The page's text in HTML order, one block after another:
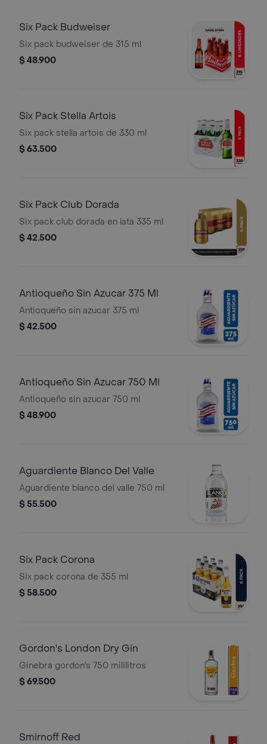
Six Pack Budweiser
Six pack budweiser de 315 ml
$ 48.900
Six Pack Stella Artois
Six pack stella artois de 330 ml
$ 63.500
Six Pack Club Dorada
Six pack club dorada en lata 335 ml
$ 42.500
Antioqueño Sin Azucar 375 Ml
Antioqueño sin azucar 375 ml
$ 42.500
Antioqueño Sin Azucar 750 Ml
Antioqueño sin azucar 750 ml
$ 48.900
Aguardiente Blanco Del Valle
Aguardiente blanco del valle 750 ml
$ 55.500
Six Pack Corona
Six pack corona de 355 ml
$ 58.500
Gordon's London Dry Gin
Ginebra gordon's 750 mililitros
$ 69.500
Smirnoff Red